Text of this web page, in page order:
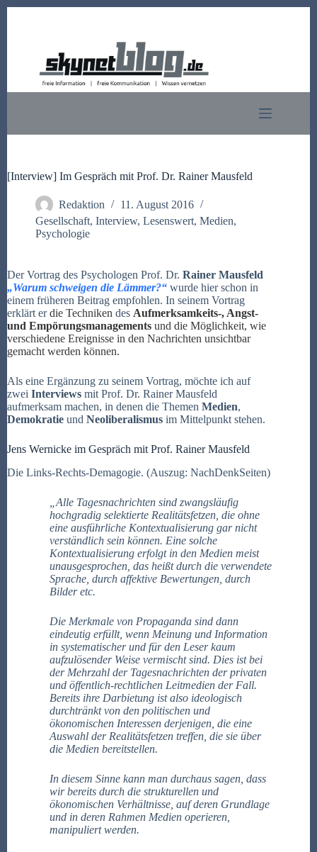
[Interview] Im Gespräch mit Prof. Dr. Rainer Mausfeld
Redaktion
11. August 2016
Gesellschaft, Interview, Lesenswert, Medien,
Psychologie
Der Vortrag des Psychologen Prof. Dr. Rainer Mausfeld
„Warum schweigen die Lämmer?“ wurde hier schon in
einem früheren Beitrag empfohlen. In seinem Vortrag
erklärt erdie Techniken des Aufmerksamkeits-, Angst-
und Empörungsmanagements und die Möglichkeit, wie
verschiedene Ereignisse in den Nachrichten unsichtbar
gemacht werden können.
Als eine Ergänzung zu seinem Vortrag, möchte ich auf
zwei Interviews mit Prof. Dr. Rainer Mausfeld
aufmerksam machen, in denen die Themen Medien,
Demokratie und Neoliberalismus im Mittelpunkt stehen.
Jens Wernicke im Gespräch mit Prof. Rainer Mausfeld
Die Links-Rechts-Demagogie. (Auszug: NachDenkSeiten)
„Alle Tagesnachrichten sind zwangsläufig
hochgradig selektierte Realitätsfetzen, die ohne
eine ausführliche Kontextualisierung gar nicht
verständlich sein können. Eine solche
Kontextualisierung erfolgt in den Medien meist
unausgesprochen, das heißt durch die verwendete
Sprache, durch affektive Bewertungen, durch
Bilder etc.
Die Merkmale von Propaganda sind dann
eindeutig erfüllt, wenn Meinung und Information
in systematischer und für den Leser kaum
aufzulösender Weise vermischt sind. Dies ist bei
der Mehrzahl der Tagesnachrichten der privaten
und öffentlich-rechtlichen Leitmedien der Fall.
Bereits ihre Darbietung ist also ideologisch
durchtränkt von den politischen und
ökonomischen Interessen derjenigen, die eine
Auswahl der Realitätsfetzen treffen, die sie über
die Medien bereitstellen.
In diesem Sinne kann man durchaus sagen, dass
wir bereits durch die strukturellen und
ökonomischen Verhältnisse, auf deren Grundlage
und in deren Rahmen Medien operieren,
manipuliert werden.